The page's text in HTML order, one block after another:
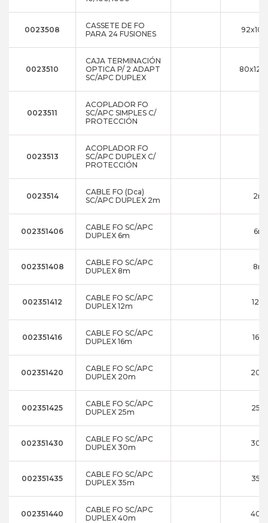
0023508
CASSETE DE FO
PARA 24 FUSIONES
0023510
CAJA TERMINACIÓN
OPTICA P/ 2 ADAPT
SC/APC DUPLEX
0023511
ACOPLADOR FO
SC/APC SIMPLES C/
PROTECCIÓN
0023513
ACOPLADOR FO
SC/APC DUPLEX C/
PROTECCIÓN
0023514
CABLE FO (Dca)
SC/APC DUPLEX 2m
2m
002351406
CABLE FO SC/APC
DUPLEX 6m
6m
002351408
CABLE FO SC/APC
DUPLEX 8m
8m
002351412
CABLE FO SC/APC
DUPLEX 12m
12m
002351416
CABLE FO SC/APC
DUPLEX 16m
16m
002351420
CABLE FO SC/APC
DUPLEX 20m
20m
002351425
CABLE FO SC/APC
DUPLEX 25m
25m
002351430
CABLE FO SC/APC
DUPLEX 30m
30m
002351435
CABLE FO SC/APC
DUPLEX 35m
35m
002351440
CABLE FO SC/APC
DUPLEX 40m
40m